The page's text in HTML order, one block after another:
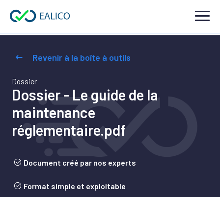
Revenir à la boîte à outils
Dossier
Dossier - Le guide de la
maintenance
réglementaire.pdf
Document créé par nos experts
Format simple et exploitable